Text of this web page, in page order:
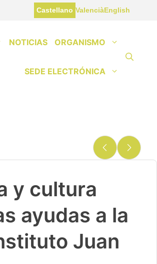
Castellano ValenciàEnglish
NOTICIAS ORGANISMO
SEDE ELECTRÓNICA
y cultura
ayudas a la
Juan